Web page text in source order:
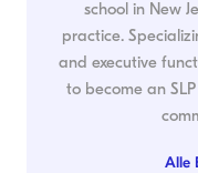
school in New
practice.
and executive
to become an
Alle